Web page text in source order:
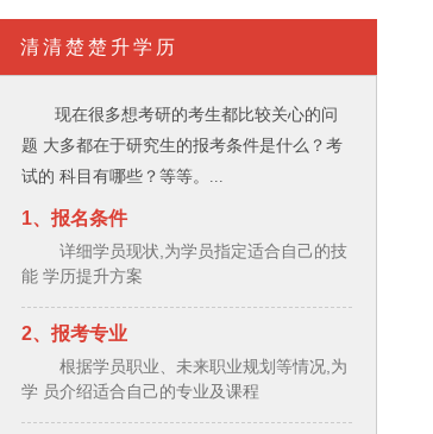
清清楚楚升学历
现在很多想考研的考生都比较关心的问
题 大多都在于研究生的报考条件是什么？考
试的 科目有哪些？等等。...
1、报名条件
详细学员现状,为学员指定适合自己的技
能 学历提升方案
2、报考专业
根据学员职业、未来职业规划等情况,为
学 员介绍适合自己的专业及课程